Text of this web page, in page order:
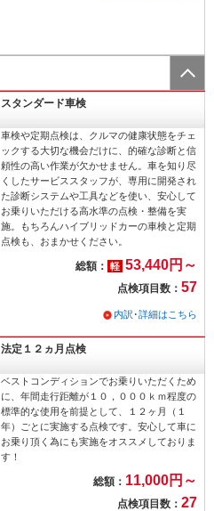
スタンダード車検
車検や定期点検は、クルマの健康状態をチェ
ックする大切な機会だけに、的確な診断と信
頼性の高い作業が欠かせません。車を知り尽
くしたサービススタッフが、専用に開発され
た診断システムや工具などを使い、安心して
お乗りいただける高水準の点検・整備を実
施。もちろんハイブリッドカーの車検と定期
点検も、おまかせください。
総額： 軽 53,440円～
点検項目数： 57
内訳･詳細はこちら
法定１２ヵ月点検
ベストコンディションでお乗りいただくため
に、年間走行距離が１０，０００ｋｍ程度の
標準的な使用を前提として、１２ヶ月（１
年）ごとに実施する点検です。安心して車に
お乗り頂く為にも実施をオススメしておりま
す！
総額： 11,000円～
点検項目数： 27